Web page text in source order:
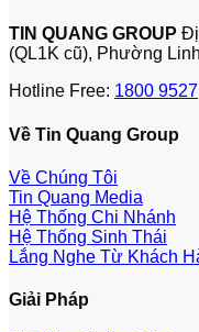
TIN QUANG GROUP
(QL1K cũ), Phường
Hotline Free: 1800 9527
Về Tin Quang Group
Về Chúng Tôi
Tin Quang Media
Hệ Thống Chi Nhánh
Hệ Thống Sinh Thái
Lắng Nghe Từ Khách
Giải Pháp